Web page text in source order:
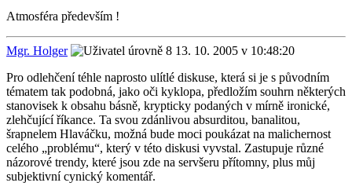
Atmosféra především !
Mgr. Holger
13. 10. 2005 v 10:48:20
Pro odlehčení téhle naprosto ulítlé diskuse, která si je s původním
tématem tak podobná, jako oči kyklopa, předložím souhrn některých
stanovisek k obsahu básně, krypticky podaných v mírně ironické,
zlehčující říkance. Ta svou zdánlivou absurditou, banalitou,
šrapnelem Hlaváčku, možná bude moci poukázat na malichernost
celého „problému“, který v této diskusi vyvstal. Zastupuje různé
názorové trendy, které jsou zde na servšeru přítomny, plus můj
subjektivní cynický komentář.